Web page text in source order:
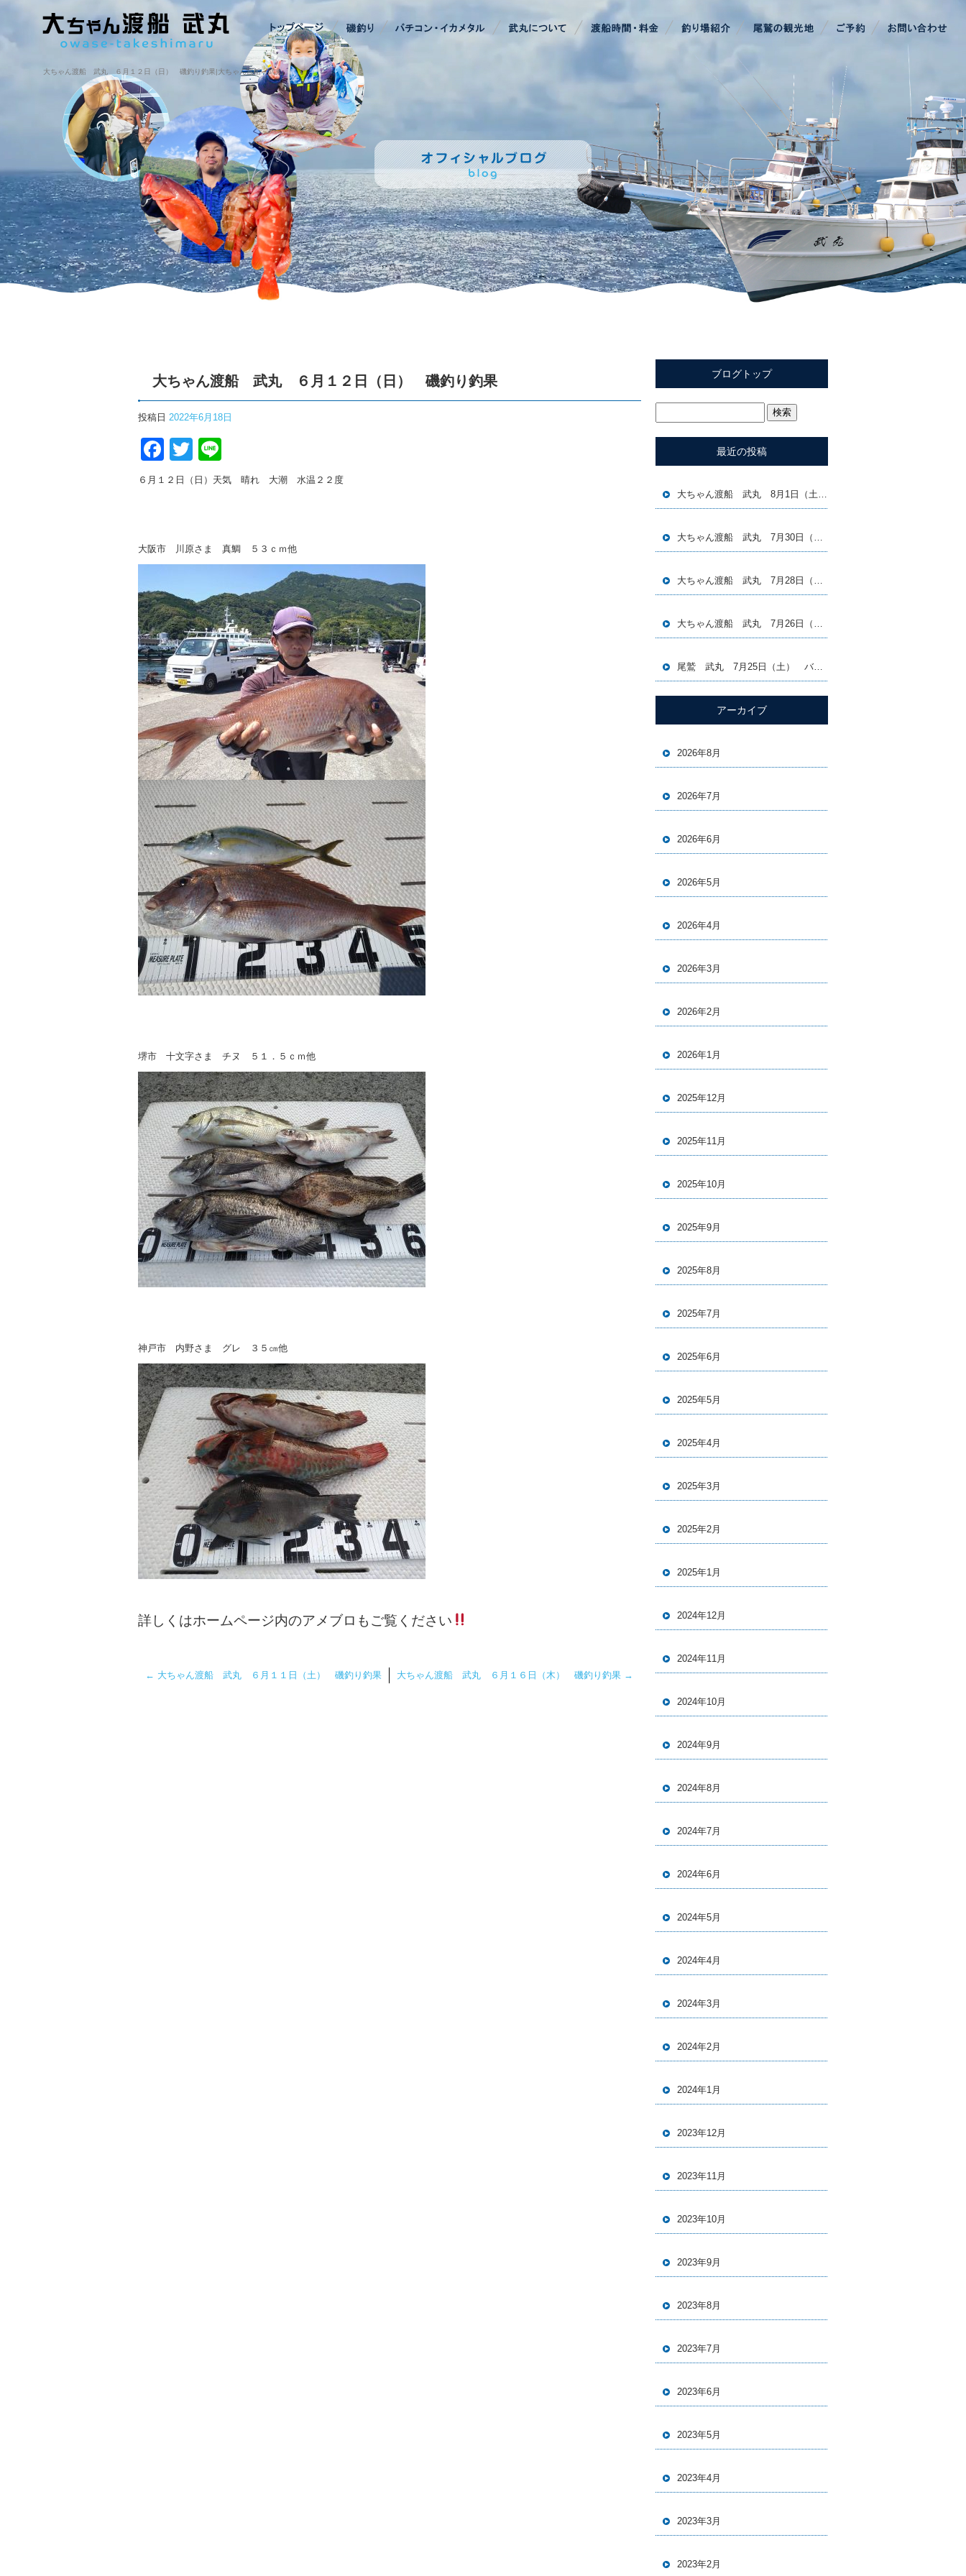
大ちゃん渡船 武丸 ６月１２日（日） 磯釣り釣果|大ちゃん渡船・武丸
大ちゃん渡船 武丸 ６月１２日（日） 磯釣り釣果
投稿日 2022年6月18日
Facebook
Twitter
６月１２日（日）天気 晴れ 大潮 水温２２度
大阪市 川原さま 真鯛 ５３ｃｍ他
堺市 十文字さま チヌ ５１．５ｃｍ他
神戸市 内野さま グレ ３５㎝他
詳しくはホームページ内のアメブロもご覧ください
← 大ちゃん渡船 武丸 ６月１１日（土） 磯釣り釣果 大ちゃん渡船 武丸 ６月１６日（木） 磯釣り釣果 →
ブログトップ
最近の投稿
大ちゃん渡船 武丸 8月1日（土）磯釣り釣果
大ちゃん渡船 武丸 7月30日（木）磯釣り釣果
大ちゃん渡船 武丸 7月28日（火）磯釣り釣果
大ちゃん渡船 武丸 7月26日（日）磯釣り釣果
尾鷲 武丸 7月25日（土） バチコン＆イカメタル便
アーカイブ
2026年8月
2026年7月
2026年6月
2026年5月
2026年4月
2026年3月
2026年2月
2026年1月
2025年12月
2025年11月
2025年10月
2025年9月
2025年8月
2025年7月
2025年6月
2025年5月
2025年4月
2025年3月
2025年2月
2025年1月
2024年12月
2024年11月
2024年10月
2024年9月
2024年8月
2024年7月
2024年6月
2024年5月
2024年4月
2024年3月
2024年2月
2024年1月
2023年12月
2023年11月
2023年10月
2023年9月
2023年8月
2023年7月
2023年6月
2023年5月
2023年4月
2023年3月
2023年2月